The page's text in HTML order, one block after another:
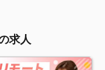
求人